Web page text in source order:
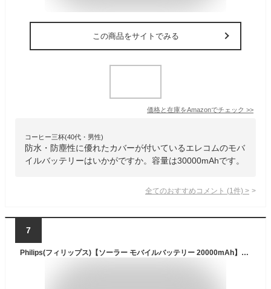
この商品をサイトでみる
価格と在庫をAmazonでチェック >>
コーヒー三杯(40代・男性)
防水・防塵性に優れたカバーが付いているエレコムのモバ
イルバッテリーはいかがですか。容量は30000mAhです。
全てのおすすめコメント (1 件) >
7
Philips(フィリップス)【ソーラー モバイルバッテリー 20000mAh】ソーラー充電器 ソーラーチャージャー 4way蓄電 大容量充電器 ５ポート 入出力兼用/急速充電/高輝度 LED/SOSライト付き 耐衝撃 旅行/キャンプ/災害/非常用グッズ ios/Android 対応 PSE認証済 DLP7726N (ブラック)